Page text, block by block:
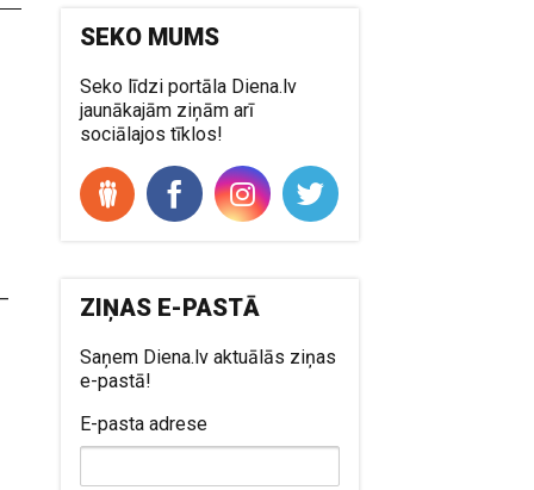
SEKO MUMS
Seko līdzi portāla Diena.lv
jaunākajām ziņām arī
sociālajos tīklos!
ZIŅAS E-PASTĀ
Saņem Diena.lv aktuālās ziņas
e-pastā!
E-pasta adrese